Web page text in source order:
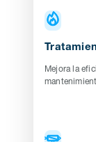
Mejora la